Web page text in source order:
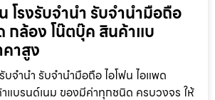
โรงรับจำนำ รับจำนำมือถือ
กล้อง โน๊ตบุ๊ค สินค้าแบ
คาสูง
บจำนำ รับจำนำมือถือ ไอโฟน ไอแพด
แบรนด์เนม ของมีค่าทุกชนิด ครบวงจร ให้